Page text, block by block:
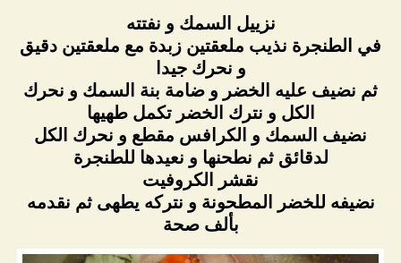
نزييل السمك و نفتته
في الطنجرة نذيب ملعقتين زبدة مع ملعقتين دقيق
و نحرك جيدا
ثم نضيف عليه الخضر و ضامة بنة السمك و نحرك
الكل و نترك الخضر تكمل طهيها
نضيف السمك و الكرافس مقطع و نحرك الكل
لدقائق ثم نطحنها و نعيدها للطنجرة
نقشر الكروفيت
نضيفه للخضر المطحونة و نتركه يطهى ثم نقدمه
بألف صحة